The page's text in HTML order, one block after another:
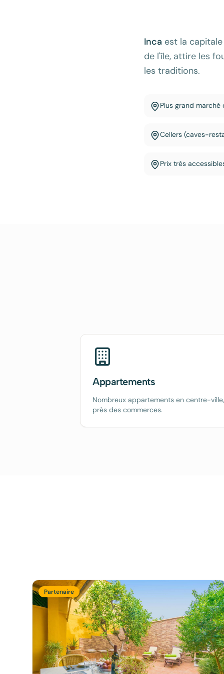
Inca est la
de l'île, attire les
les traditions.
Plus grand
Cellers (caves-
Prix très
Appartements
Nombreux appartements en centre-ville,
près des commerces.
Partenaire